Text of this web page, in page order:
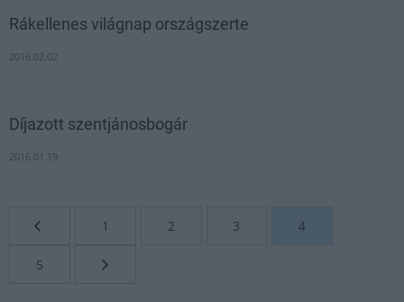
Rákellenes világnap országszerte
2016.02.02
Díjazott szentjánosbogár
2016.01.19
1 2 3 4
5